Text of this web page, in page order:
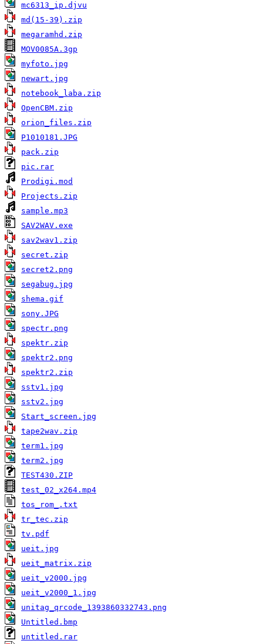
mc6313_ip.djvu
md(15-39).zip
megaramhd.zip
MOV0085A.3gp
myfoto.jpg
newart.jpg
notebook_laba.zip
OpenCBM.zip
orion_files.zip
P1010181.JPG
pack.zip
pic.rar
Prodigi.mod
Projects.zip
sample.mp3
SAV2WAV.exe
sav2wav1.zip
secret.zip
secret2.png
segabug.jpg
shema.gif
sony.JPG
spectr.png
spektr.zip
spektr2.png
spektr2.zip
sstv1.jpg
sstv2.jpg
Start_screen.jpg
tape2wav.zip
term1.jpg
term2.jpg
TEST430.ZIP
test_02_x264.mp4
tos_rom_.txt
tr_tec.zip
tv.pdf
ueit.jpg
ueit_matrix.zip
ueit_v2000.jpg
ueit_v2000_1.jpg
unitag_qrcode_1393860332743.png
Untitled.bmp
untitled.rar